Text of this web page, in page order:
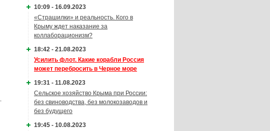
10:09 - 16.09.2023
«Страшилки» и реальность. Кого в
Крыму ждет наказание за
коллаборационизм?
18:42 - 21.08.2023
Усилить флот. Какие корабли Россия
может перебросить в Черное море
19:31 - 11.08.2023
Сельское хозяйство Крыма при России:
без свиноводства, без молокозаводов и
без будущего
19:45 - 10.08.2023